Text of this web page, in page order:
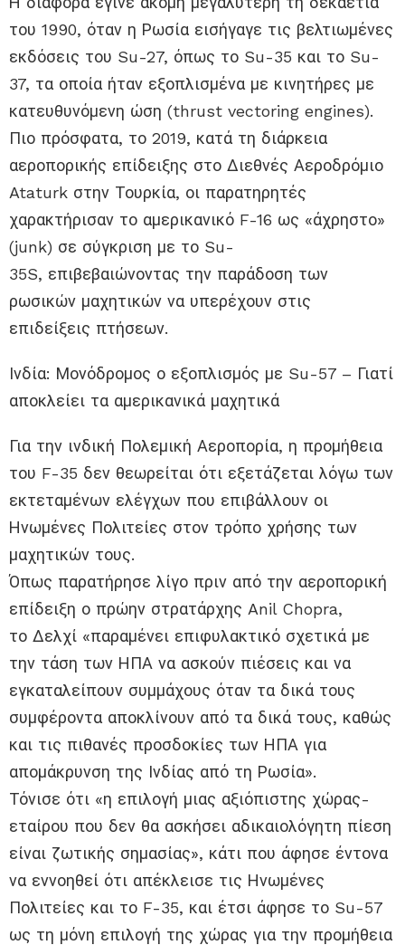
του 1990, όταν η Ρωσία εισήγαγε τις βελτιωμένες
εκδόσεις του Su-27, όπως το Su-35 και το Su-
37, τα οποία ήταν εξοπλισμένα με κινητήρες με
κατευθυνόμενη ώση (thrust vectoring engines).
Πιο πρόσφατα, το 2019, κατά τη διάρκεια
αεροπορικής επίδειξης στο Διεθνές Αεροδρόμιο
Ataturk στην Τουρκία, οι παρατηρητές
χαρακτήρισαν το αμερικανικό F-16 ως «άχρηστο»
(junk) σε σύγκριση με το Su-
35S, επιβεβαιώνοντας την παράδοση των
ρωσικών μαχητικών να υπερέχουν στις
επιδείξεις πτήσεων.
Ινδία: Μονόδρομος ο εξοπλισμός με Su-57 – Γιατί
αποκλείει τα αμερικανικά μαχητικά
Για την ινδική Πολεμική Αεροπορία, η προμήθεια
του F-35 δεν θεωρείται ότι εξετάζεται λόγω των
εκτεταμένων ελέγχων που επιβάλλουν οι
Ηνωμένες Πολιτείες στον τρόπο χρήσης των
μαχητικών τους.
Όπως παρατήρησε λίγο πριν από την αεροπορική
επίδειξη ο πρώην στρατάρχης Anil Chopra,
το Δελχί «παραμένει επιφυλακτικό σχετικά με
την τάση των ΗΠΑ να ασκούν πιέσεις και να
εγκαταλείπουν συμμάχους όταν τα δικά τους
συμφέροντα αποκλίνουν από τα δικά τους, καθώς
και τις πιθανές προσδοκίες των ΗΠΑ για
απομάκρυνση της Ινδίας από τη Ρωσία».
Τόνισε ότι «η επιλογή μιας αξιόπιστης χώρας-
εταίρου που δεν θα ασκήσει αδικαιολόγητη πίεση
είναι ζωτικής σημασίας», κάτι που άφησε έντονα
να εννοηθεί ότι απέκλεισε τις Ηνωμένες
Πολιτείες και το F-35, και έτσι άφησε το Su-57
ως τη μόνη επιλογή της χώρας για την προμήθεια